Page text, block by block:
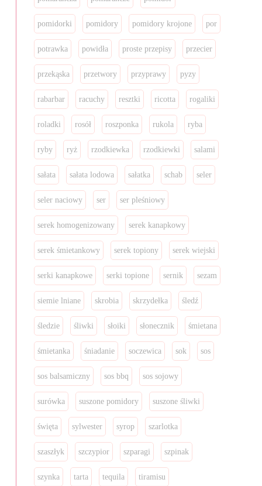
pomidorki pomidory pomidory krojone por
potrawka powidła proste przepisy przecier
przekąska przetwory przyprawy pyzy
rabarbar racuchy resztki ricotta rogaliki
roladki rosół roszponka rukola ryba
ryby ryż rzodkiewka rzodkiewki salami
sałata sałata lodowa sałatka schab seler
seler naciowy ser ser pleśniowy
serek homogenizowany serek kanapkowy
serek śmietankowy serek topiony serek wiejski
serki kanapkowe serki topione sernik sezam
siemie lniane skrobia skrzydełka śledź
śledzie śliwki słoiki słonecznik śmietana
śmietanka śniadanie soczewica sok sos
sos balsamiczny sos bbq sos sojowy
surówka suszone pomidory suszone śliwki
święta sylwester syrop szarlotka
szaszłyk szczypior szparagi szpinak
szynka tarta tequila tiramisu